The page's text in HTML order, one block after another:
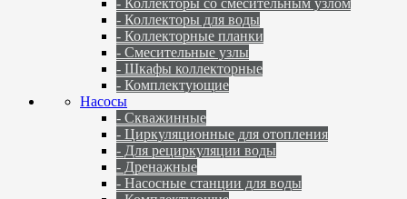
- Коллекторы со смесительным узлом
- Коллекторы для воды
- Коллекторные планки
- Смесительные узлы
- Шкафы коллекторные
- Комплектующие
Насосы
- Скважинные
- Циркуляционные для отопления
- Для рециркуляции воды
- Дренажные
- Насосные станции для воды